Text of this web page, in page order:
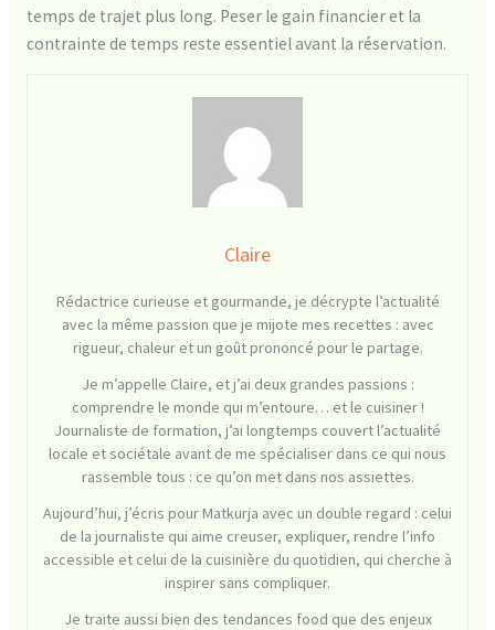
temps de trajet plus long. Peser le gain financier et la
contrainte de temps reste essentiel avant la réservation.
Claire
Rédactrice curieuse et gourmande, je décrypte l’actualité
avec la même passion que je mijote mes recettes : avec
rigueur, chaleur et un goût prononcé pour le partage.
Je m’appelle Claire, et j’ai deux grandes passions :
comprendre le monde qui m’entoure… et le cuisiner !
Journaliste de formation, j’ai longtemps couvert l’actualité
locale et sociétale avant de me spécialiser dans ce qui nous
rassemble tous : ce qu’on met dans nos assiettes.
Aujourd’hui, j’écris pour Matkurja avec un double regard : celui
de la journaliste qui aime creuser, expliquer, rendre l’info
accessible et celui de la cuisinière du quotidien, qui cherche à
inspirer sans compliquer.
Je traite aussi bien des tendances food que des enjeux